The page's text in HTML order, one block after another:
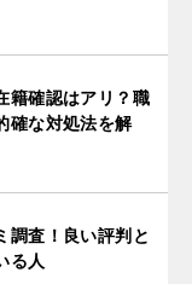
籍確認はアリ？職
確な対処法を解
調査！良い評判と
る人